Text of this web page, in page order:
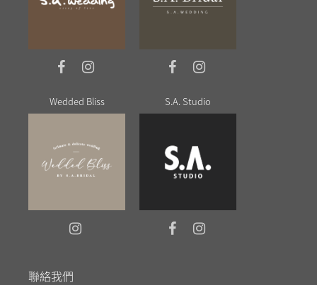
Wedded Bliss S.A. Studio
聯絡我們